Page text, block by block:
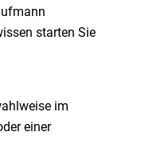
starten Sie
im
einer